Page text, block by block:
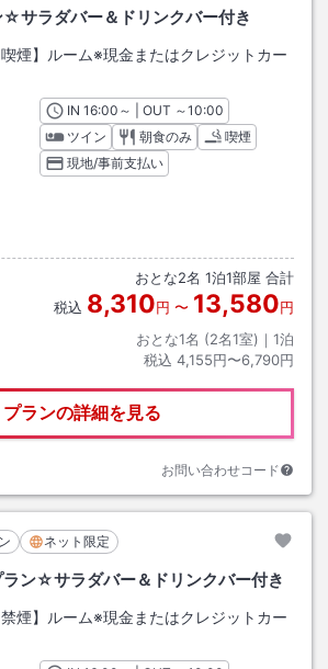
サラダバー＆ドリンクバー付き
煙】ルーム※現金またはクレジットカー
INチェックイン
16:00 ～ | OUT チェックアウト
～10:00
ツイン
朝食のみ
喫煙
現地/事前支払い
おとな2名 1泊1部屋 合計
税込 8,310円 〜 13,580円
おとな1名 (2名1室)｜ 1泊
税込 4,155円〜6,790円
プランの詳細を見る
お問い合わせコード
ネット限定
ン☆サラダバー＆ドリンクバー付き
煙】ルーム※現金またはクレジットカー